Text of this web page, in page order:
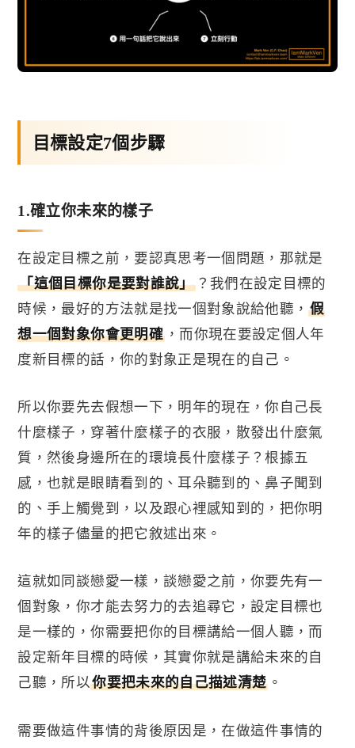
目標設定7個步驟
1.確立你未來的樣子
在設定目標之前，要認真思考一個問題，那就是
「這個目標你是要對誰說」？我們在設定目標的
時候，最好的方法就是找一個對象說給他聽，假
想一個對象你會更明確，而你現在要設定個人年
度新目標的話，你的對象正是現在的自己。
所以你要先去假想一下，明年的現在，你自己長
什麼樣子，穿著什麼樣子的衣服，散發出什麼氣
質，然後身邊所在的環境長什麼樣子？根據五
感，也就是眼睛看到的、耳朵聽到的、鼻子聞到
的、手上觸覺到，以及跟心裡感知到的，把你明
年的樣子儘量的把它敘述出來。
這就如同談戀愛一樣，談戀愛之前，你要先有一
個對象，你才能去努力的去追尋它，設定目標也
是一樣的，你需要把你的目標講給一個人聽，而
設定新年目標的時候，其實你就是講給未來的自
己聽，所以你要把未來的自己描述清楚 。
需要做這件事情的背後原因是，在做這件事情的